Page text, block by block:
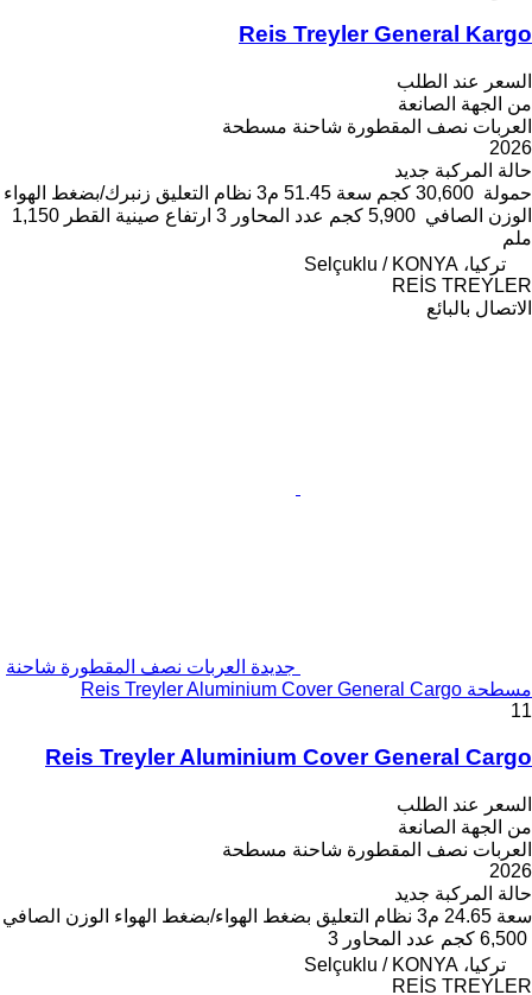
Reis Treyler General Kargo
السعر عند الطلب
من الجهة الصانعة
العربات نصف المقطورة شاحنة مسطحة
2026
حالة المركبة جديد
حمولة 30,600 كجم سعة 51.45 م3 نظام التعليق زنبرك/بضغط الهواء
الوزن الصافي 5,900 كجم عدد المحاور 3 ارتفاع صينية القطر 1,150
ملم
تركيا، Selçuklu / KONYA
REİS TREYLER
الاتصال بالبائع
جديدة العربات نصف المقطورة شاحنة
مسطحة Reis Treyler Aluminium Cover General Cargo
11
Reis Treyler Aluminium Cover General Cargo
السعر عند الطلب
من الجهة الصانعة
العربات نصف المقطورة شاحنة مسطحة
2026
حالة المركبة جديد
سعة 24.65 م3 نظام التعليق بضغط الهواء/بضغط الهواء الوزن الصافي
6,500 كجم
عدد المحاور 3
تركيا، Selçuklu / KONYA
REİS TREYLER